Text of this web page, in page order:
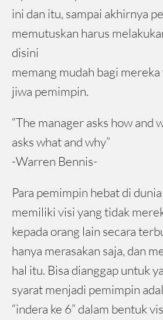
ini dan itu, sampai akhirnya
memutuskan harus
disini
memang mudah bagi
jiwa pemimpin.
“The manager asks how and
asks what and why”
-Warren Bennis-
Para pemimpin hebat di
memiliki visi yang tidak
kepada orang lain secara
hanya merasakan saja, dan
hal itu. Bisa dianggap untuk
syarat menjadi pemimpin
“indera ke 6” dalam bentuk